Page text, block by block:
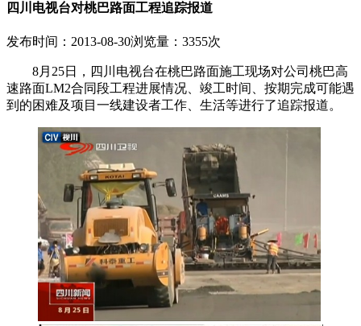
四川电视台对桃巴路面工程追踪报道
发布时间：2013-08-30浏览量：3355次
8月25日，四川电视台在桃巴路面施工现场对公司桃巴高
速路面LM2合同段工程进展情况、竣工时间、按期完成可能遇
到的困难及项目一线建设者工作、生活等进行了追踪报道。